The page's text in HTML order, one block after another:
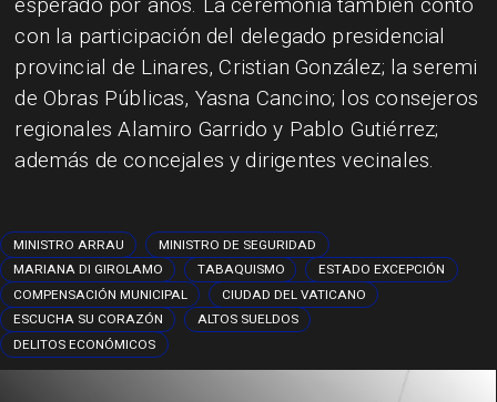
esperado por años. La ceremonia también contó
con la participación del delegado presidencial
provincial de Linares, Cristian González; la seremi
de Obras Públicas, Yasna Cancino; los consejeros
regionales Alamiro Garrido y Pablo Gutiérrez;
además de concejales y dirigentes vecinales.
MINISTRO ARRAU
MINISTRO DE SEGURIDAD
MARIANA DI GIROLAMO
TABAQUISMO
ESTADO EXCEPCIÓN
COMPENSACIÓN MUNICIPAL
CIUDAD DEL VATICANO
ESCUCHA SU CORAZÓN
ALTOS SUELDOS
DELITOS ECONÓMICOS